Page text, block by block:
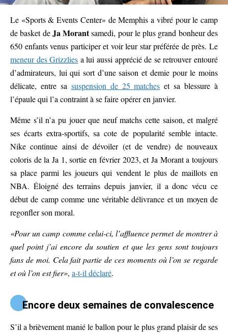
Le «Sports & Events Center» de Memphis a vibré pour le camp
de basket deJa Morantsamedi, pour le plus grand bonheur des
650 enfants venus participer et voir leur star préférée de près. Le
meneur des Grizzlies a lui aussi apprécié de se retrouver entouré
d’admirateurs, lui qui sort d’une saison et demie pour le moins
délicate, entre sa suspension de 25 matches et sa blessure à
l’épaule qui l’a contraint à se faire opérer en janvier.
Même s’il n’a pu jouer que neuf matchs cette saison, et malgré
ses écarts extra-sportifs, sa cote de popularité semble intacte.
Nike continue ainsi de dévoiler (et de vendre) de nouveaux
coloris de la Ja 1, sortie en février 2023, et Ja Morant a toujours
sa place parmi les joueurs qui vendent le plus de maillots en
NBA. Éloigné des terrains depuis janvier, il a donc vécu ce
début de camp comme une véritable délivrance et un moyen de
regonfler son moral.
«Pour un camp comme celui-ci, l’affluence permet de montrer à
quel point j’ai encore du soutien et que les gens sont toujours
fans de moi. Cela fait partie de ces moments où l’on se regarde
et où l’on est fier», a-t-il déclaré.
Encore deux semaines de convalescence
S’il a brièvement manié le ballon pour le plus grand plaisir de ses